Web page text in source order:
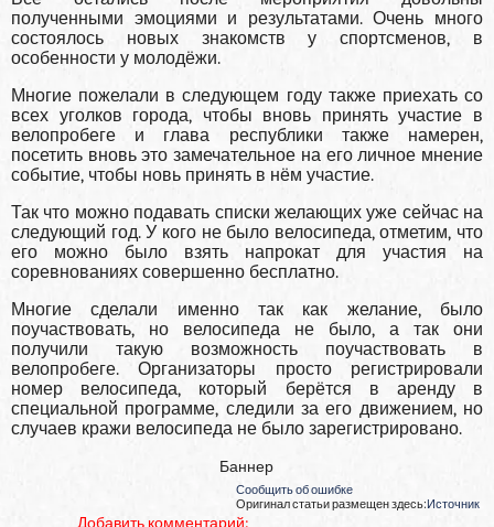
полученными эмоциями и результатами. Очень много
состоялось новых знакомств у спортсменов, в
особенности у молодёжи.
Многие пожелали в следующем году также приехать со
всех уголков города, чтобы вновь принять участие в
велопробеге и глава республики также намерен,
посетить вновь это замечательное на его личное мнение
событие, чтобы новь принять в нём участие.
Так что можно подавать списки желающих уже сейчас на
следующий год. У кого не было велосипеда, отметим, что
его можно было взять напрокат для участия на
соревнованиях совершенно бесплатно.
Многие сделали именно так как желание, было
поучаствовать, но велосипеда не было, а так они
получили такую возможность поучаствовать в
велопробеге. Организаторы просто регистрировали
номер велосипеда, который берётся в аренду в
специальной программе, следили за его движением, но
случаев кражи велосипеда не было зарегистрировано.
Баннер
Сообщить об ошибке
Оригинал статьи размещен здесь:Источник
Добавить комментарий: